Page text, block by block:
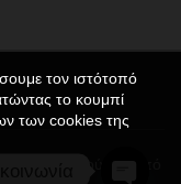
❤️ & Πολλούς ☕ από
τον ιστότοπό
το κουμπί
των cookies της